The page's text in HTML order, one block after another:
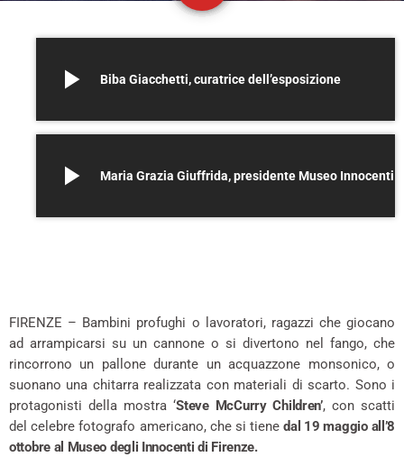
play_arrow Biba Giacchetti, curatrice dell’esposizione
play_arrow Maria Grazia Giuffrida, presidente Museo Innocenti
FIRENZE – Bambini profughi o lavoratori, ragazzi che giocano
ad arrampicarsi su un cannone o si divertono nel fango, che
rincorrono un pallone durante un acquazzone monsonico, o
suonano una chitarra realizzata con materiali di scarto. Sono i
protagonisti della mostra ‘Steve McCurry Children’, con scatti
del celebre fotografo americano, che si tiene dal 19 maggio all’8
ottobre al Museo degli Innocenti di Firenze.